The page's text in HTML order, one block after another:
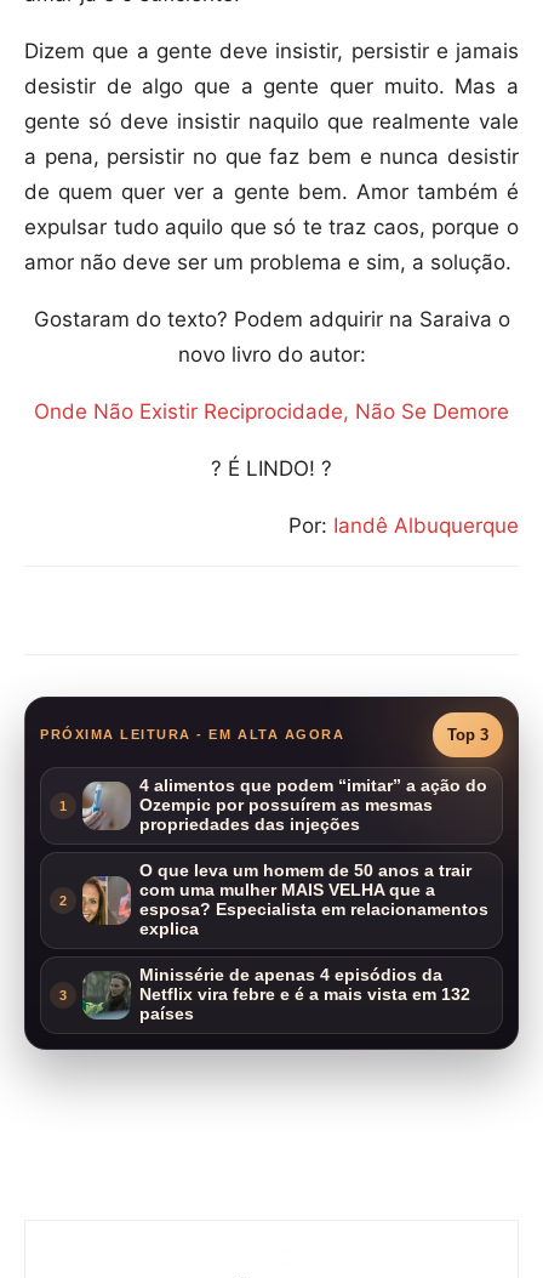
Dizem que a gente deve insistir, persistir e jamais
desistir de algo que a gente quer muito. Mas a
gente só deve insistir naquilo que realmente vale
a pena, persistir no que faz bem e nunca desistir
de quem quer ver a gente bem. Amor também é
expulsar tudo aquilo que só te traz caos, porque o
amor não deve ser um problema e sim, a solução.
Gostaram do texto? Podem adquirir na Saraiva o
novo livro do autor:
Onde Não Existir Reciprocidade, Não Se Demore
? É LINDO! ?
Por: Iandê Albuquerque
PRÓXIMA LEITURA - EM ALTA AGORA Top 3
1
4 alimentos que podem “imitar” a ação do
Ozempic por possuírem as mesmas
propriedades das injeções
2
O que leva um homem de 50 anos a trair
com uma mulher MAIS VELHA que a
esposa? Especialista em relacionamentos
explica
3
Minissérie de apenas 4 episódios da
Netflix vira febre e é a mais vista em 132
países